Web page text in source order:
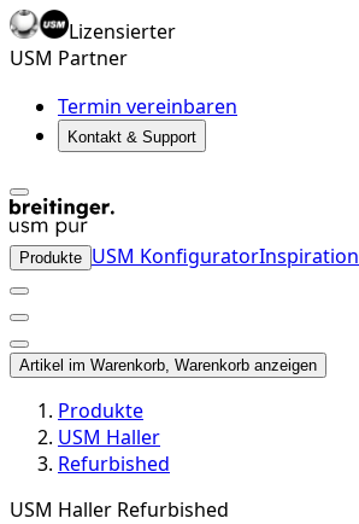
Lizensierter
USM Partner
Termin vereinbaren
Kontakt & Support
Produkte USM KonfiguratorInspiration
Artikel im Warenkorb, Warenkorb anzeigen
Produkte
USM Haller
Refurbished
USM Haller Refurbished